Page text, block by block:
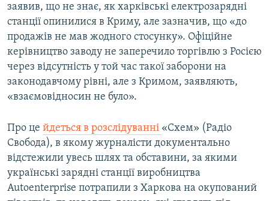
заявив, що не знає, як харківські електрозарядні
станції опинилися в Криму, але зазначив, що «до
продажів не мав жодного стосунку». Офіційне
керівництво заводу не заперечило торгівлю з Росією
через відсутність у той час такої заборони на
законодавчому рівні, але з Кримом, заявляють,
«взаємовідносин не було».
Про це йдеться в розслідуванні «Схем» (Радіо
Свобода), в якому журналісти документально
відстежили увесь шлях та обставини, за якими
українські зарядні станції виробництва
Autoenterprise потрапили з Харкова на окупований